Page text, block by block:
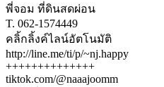
พี่จอม ที่ดินสดผ่อน
T. 062-1574449
คลิ้กลิ้งค์ไลน์อัตโนมัติ
http://line.me/ti/p/~nj.happy
++++++++++++++
tiktok.com/@naaajoomm